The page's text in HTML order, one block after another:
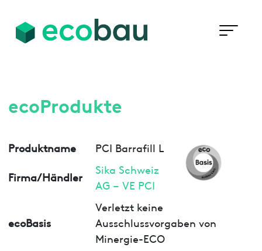
ecoProdukte
Produktname PCI Barrafill L
Firma/Händler
Sika Schweiz
AG – VE PCI
ecoBasis
Verletzt keine
Ausschlussvorgaben von
Minergie-ECO